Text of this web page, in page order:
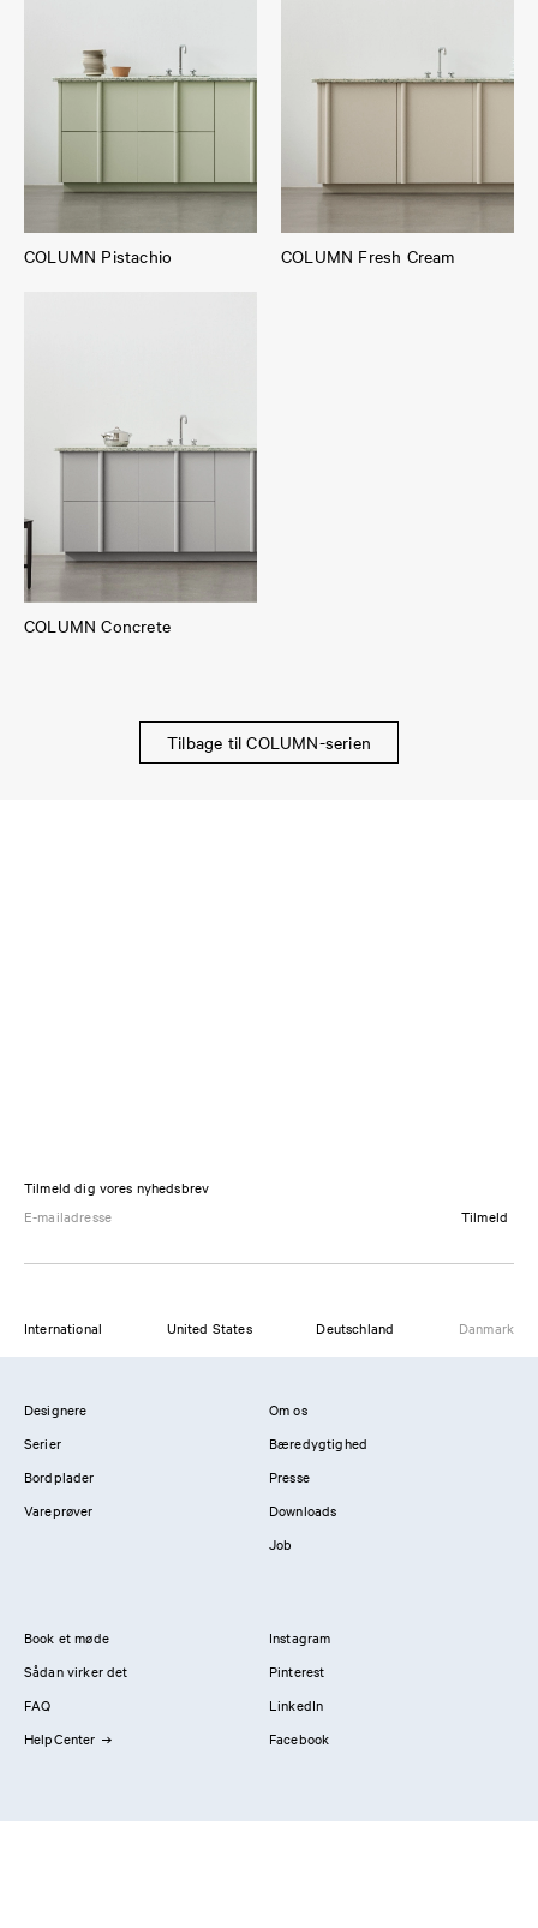
COLUMN Pistachio COLUMN Fresh Cream
COLUMN Concrete
Tilbage til COLUMN-serien
Tilmeld dig vores nyhedsbrev
Tilmeld
International United States Deutschland Danmark
Designere
Serier
Bordplader
Vareprøver
Om os
Bæredygtighed
Presse
Downloads
Job
Book et møde
Sådan virker det
FAQ
HelpCenter
Instagram
Pinterest
LinkedIn
Facebook